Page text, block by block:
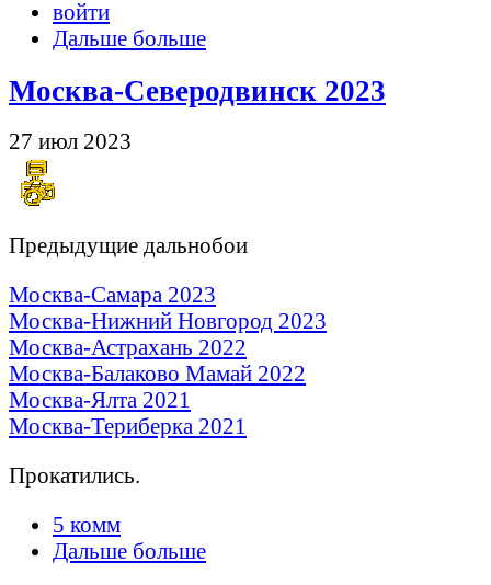
войти
Дальше больше
Москва-Северодвинск 2023
27 июл 2023
Предыдущие дальнобои
Москва-Самара 2023
Москва-Нижний Новгород 2023
Москва-Астрахань 2022
Москва-Балаково Мамай 2022
Москва-Ялта 2021
Москва-Териберка 2021
Прокатились.
5 комм
Дальше больше